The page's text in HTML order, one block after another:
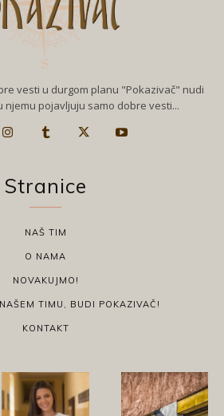
vesti u durgom planu "Pokazivač" nudi
njemu pojavljuju samo dobre vesti...
Stranice
NAŠ TIM
O NAMA
NOVAKUJMO!
TIMU, BUDI POKAZIVAČ!
KONTAKT